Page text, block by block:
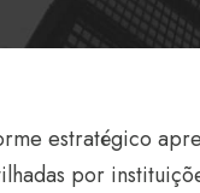
estratégico
por